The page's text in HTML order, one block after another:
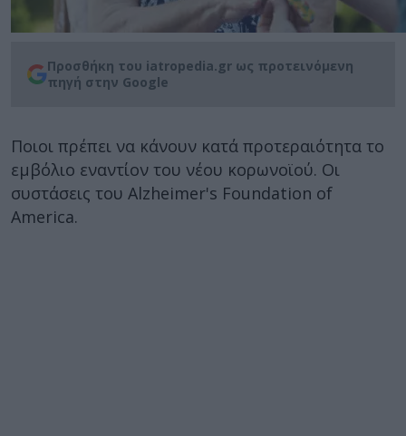
Προσθήκη του iatropedia.gr ως προτεινόμενη
πηγή στην Google
Ποιοι πρέπει να κάνουν κατά προτεραιότητα το
εμβόλιο εναντίον του νέου κορωνοϊού. Οι
συστάσεις του Alzheimer's Foundation of
America.